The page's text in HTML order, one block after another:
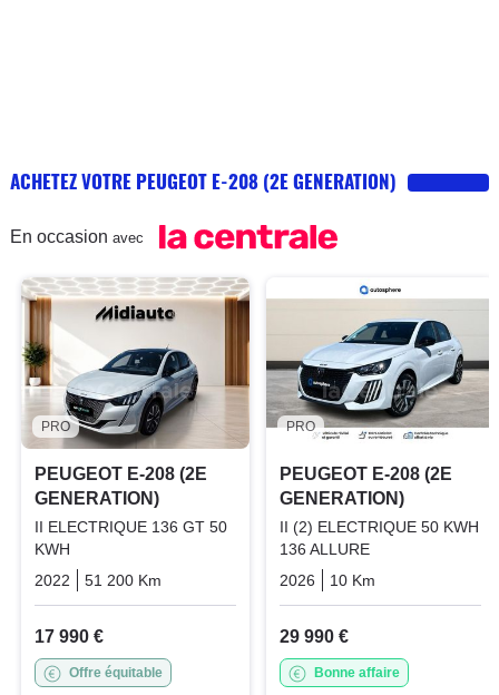
ACHETEZ VOTRE PEUGEOT E-208 (2E GENERATION)
En occasion avec
PRO
PEUGEOT E-208 (2E
GENERATION)
II ELECTRIQUE 136 GT 50
KWH
2022
51 200 Km Electric
17 990 €
Offre équitable
PRO
PEUGEOT E-208 (2E
GENERATION)
II (2) ELECTRIQUE 50 KWH
136 ALLURE
2026
10 Km
29 990 €
Bonne affaire